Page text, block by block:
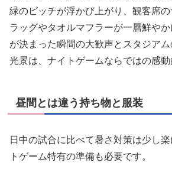
緑のピッチが浮かび上がり、観客席
ラッグやタオルマフラーが一層鮮や
が決まった瞬間の大歓声とスタジア
光景は、ナイトゲームならではの感動
昼間とは違う持ち物と服装
日中の試合に比べて暑さ対策は少し
トゲーム特有の準備も必要です。